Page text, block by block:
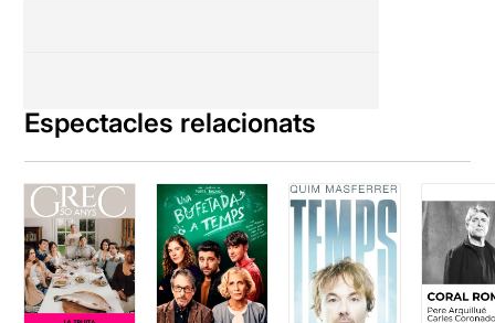
Espectacles relacionats